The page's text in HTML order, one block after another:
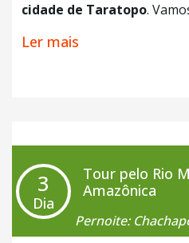
cidade de Taratopo.
selva Amazônica
final do dia que se
Moyobamba
. Durante o
tivermos tempo, existe
fazenda de orquídeas
para mais informações).
Ler mais
3
Dia
Tour pelo Rio
Amazônica
Pernoite: